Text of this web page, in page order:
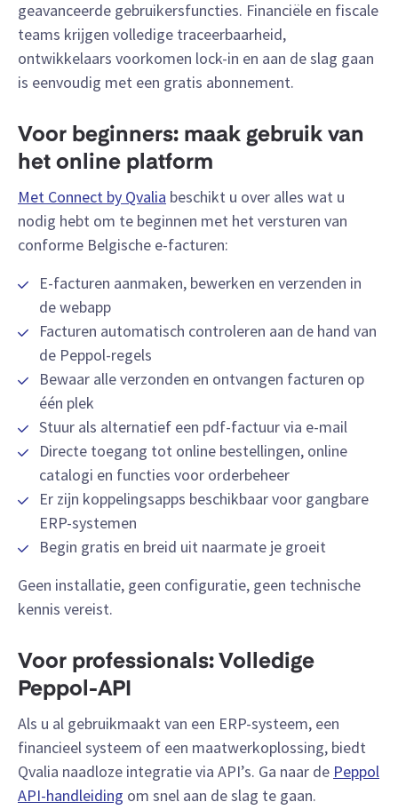
geavanceerde gebruikersfuncties. Financiële en fiscale
teams krijgen volledige traceerbaarheid,
ontwikkelaars voorkomen lock-in en aan de slag gaan
is eenvoudig met een gratis abonnement.
Voor beginners: maak gebruik van
het online platform
Met Connect by Qvalia beschikt u over alles wat u
nodig hebt om te beginnen met het versturen van
conforme Belgische e-facturen:
E-facturen aanmaken, bewerken en verzenden in
de webapp
Facturen automatisch controleren aan de hand van
de Peppol-regels
Bewaar alle verzonden en ontvangen facturen op
één plek
Stuur als alternatief een pdf-factuur via e-mail
Directe toegang tot online bestellingen, online
catalogi en functies voor orderbeheer
Er zijn koppelingsapps beschikbaar voor gangbare
ERP-systemen
Begin gratis en breid uit naarmate je groeit
Geen installatie, geen configuratie, geen technische
kennis vereist.
Voor professionals: Volledige
Peppol-API
Als u al gebruikmaakt van een ERP-systeem, een
financieel systeem of een maatwerkoplossing, biedt
Qvalia naadloze integratie via API’s. Ga naar de Peppol
API-handleiding om snel aan de slag te gaan.